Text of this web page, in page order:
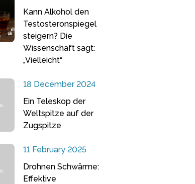
Kann Alkohol den
Testosteronspiegel
steigern? Die
Wissenschaft sagt:
„Vielleicht“
18 December 2024
Ein Teleskop der
Weltspitze auf der
Zugspitze
11 February 2025
Drohnen Schwärme:
Effektive